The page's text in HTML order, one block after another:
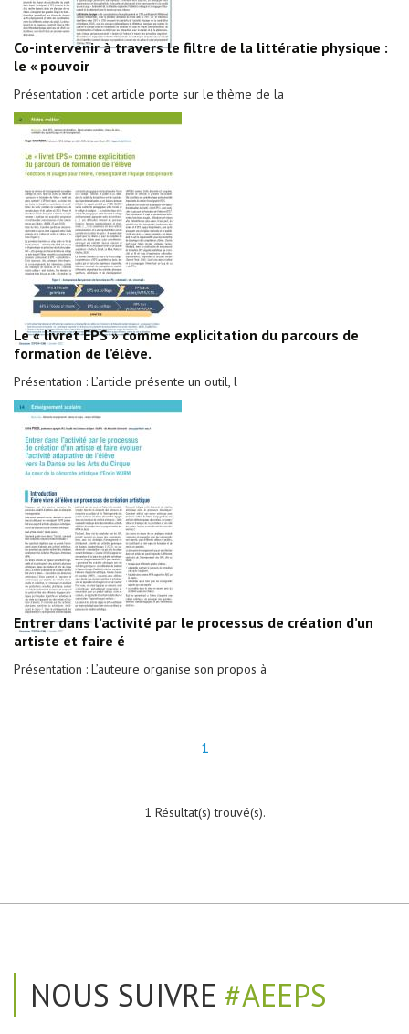
Co-intervenir à travers le filtre de la littératie physique :
le « pouvoir
Présentation : cet article porte sur le thème de la
Le « livret EPS » comme explicitation du parcours de
formation de l’élève.
Présentation : L’article présente un outil, l
Entrer dans l’activité par le processus de création d’un
artiste et faire é
Présentation : L’auteure organise son propos à
1
1 Résultat(s) trouvé(s).
NOUS SUIVRE #AEEPS